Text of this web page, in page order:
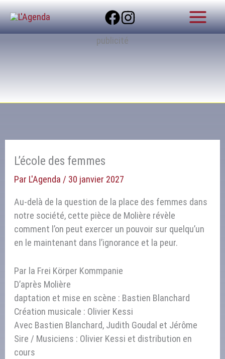
Aller
au
contenu
publicité
L’école des femmes
Par L'Agenda / 30 janvier 2027
Au‑delà de la question de la place des femmes dans
notre société, cette pièce de Molière révèle
comment l’on peut exercer un pouvoir sur quelqu’un
en le maintenant dans l’ignorance et la peur.
Par la Frei Körper Kommpanie
D’après Molière
daptation et mise en scène : Bastien Blanchard
Création musicale : Olivier Kessi
Avec Bastien Blanchard, Judith Goudal et Jérôme
Sire / Musiciens : Olivier Kessi et distribution en
cours